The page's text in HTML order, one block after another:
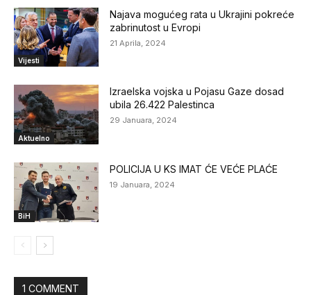
Vijesti
Najava mogućeg rata u Ukrajini pokreće
zabrinutost u Evropi
21 Aprila, 2024
Aktuelno
Izraelska vojska u Pojasu Gaze dosad
ubila 26.422 Palestinca
29 Januara, 2024
BiH
POLICIJA U KS IMAT ĆE VEĆE PLAĆE
19 Januara, 2024
1 COMMENT